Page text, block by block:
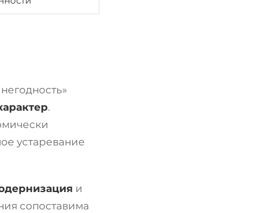
.
устаревание
и
сопоставима